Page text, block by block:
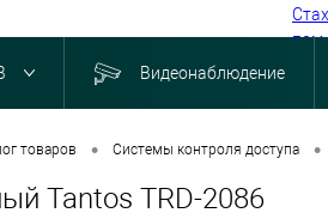
Видеонаблюдение
товаров • Системы контроля доступа •
Tantos TRD-2086